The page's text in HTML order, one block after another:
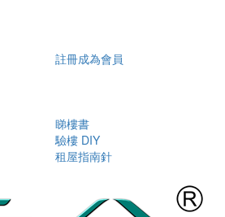
註冊成為會員
睇樓書
驗樓 DIY
租屋指南針